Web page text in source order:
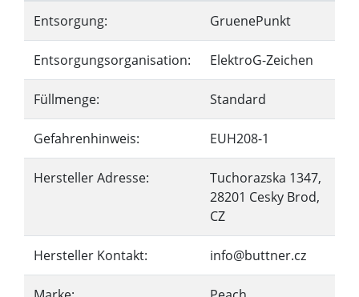
Entsorgung: GruenePunkt
Entsorgungsorganisation: ElektroG-Zeichen
Füllmenge: Standard
Gefahrenhinweis: EUH208-1
Hersteller Adresse:
Tuchorazska 1347,
28201 Cesky Brod,
CZ
Hersteller Kontakt: info@buttner.cz